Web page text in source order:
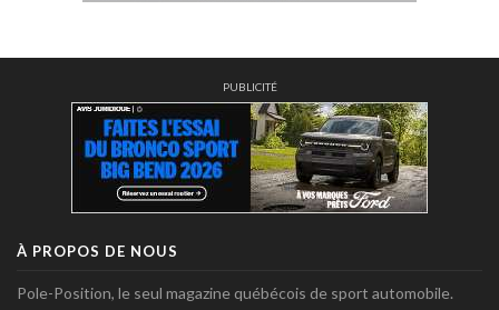
PUBLICITÉ
À PROPOS DE NOUS
Pole-Position, le seul magazine québécois de sport automobile.